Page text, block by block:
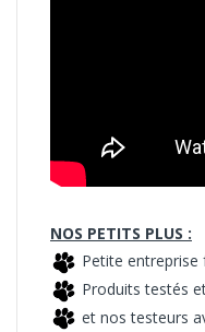
NOS PETITS PLUS :
Petite
Produits testés
et nos testeurs